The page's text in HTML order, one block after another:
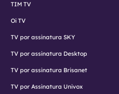
TIM TV
Oi TV
TV por assinatura SKY
TV por assinatura Desktop
TV por assinatura Brisanet
TV por Assinatura Univox